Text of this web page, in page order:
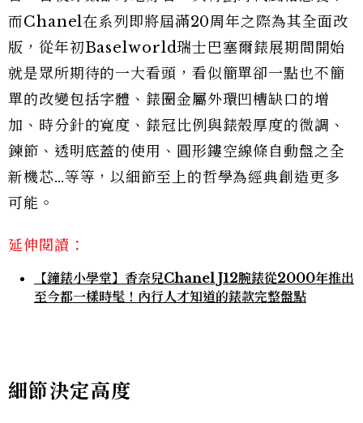
而Chanel在系列即將屆滿20周年之際為其全面改
版，從年初Baselworld瑞士巴塞爾錶展期間開始
就是眾所期待的一大看頭，看似簡單卻一點也不簡
單的改變包括字體、錶圈金屬外環凹槽缺口的增
加、時分針的寬度、錶冠比例與錶殼厚度的微調、
鍊節、透明底蓋的使用、圓形鏤空線條自動盤之全
新機芯…等等，以細節至上的哲學為經典創造更多
可能。
延伸閱讀：
【鐘錶小學堂】香奈兒Chanel J12腕錶從2000年推出
至今都一樣時髦！內行人才知道的錶款完整盤點
細節決定高度